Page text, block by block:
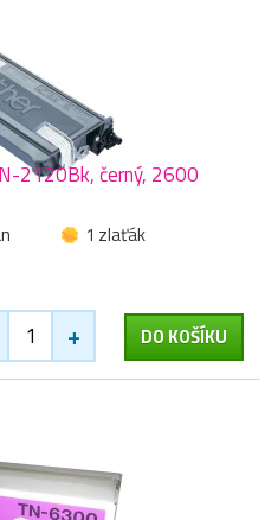
2120Bk, černý, 2600
1 zlaťák
+ DO KOŠÍKU